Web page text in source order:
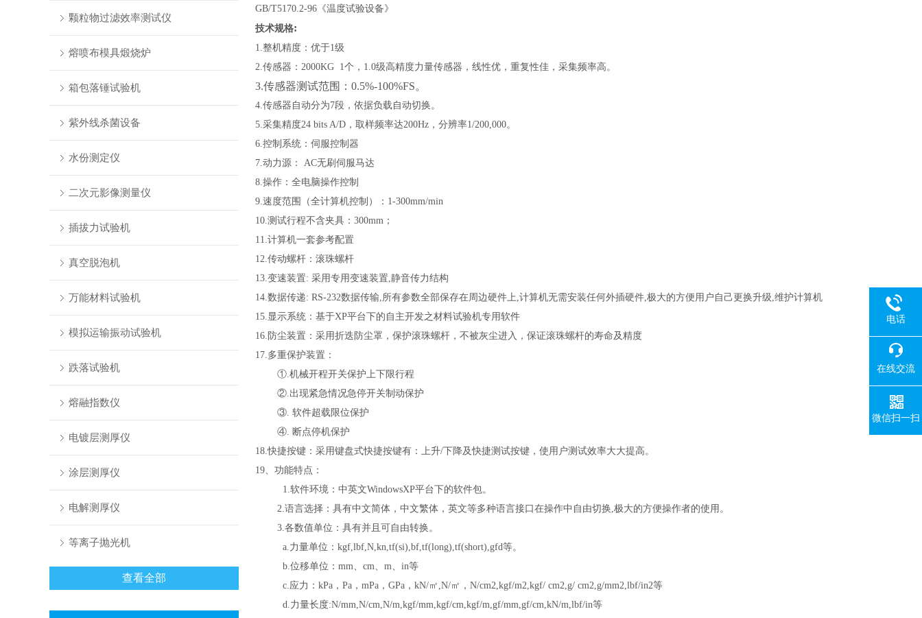
颗粒物过滤效率测试仪
熔喷布模具煅烧炉
箱包落锤试验机
紫外线杀菌设备
水份测定仪
二次元影像测量仪
插拔力试验机
真空脱泡机
万能材料试验机
模拟运输振动试验机
跌落试验机
熔融指数仪
电镀层测厚仪
涂层测厚仪
电解测厚仪
等离子抛光机
查看全部
GB/T5170.2-96《温度试验设备》
技术规格:
1.整机精度：优于1级
2.传感器： 2000KG 1个， 1.0级高精度力量传感器，线性优，重复性佳，采集频率高。
3.传感器测试范围：0.5%-100%FS。
4.传感器自动分为7段，依据负载自动切换。
5.采集精度24 bits A/D，取样频率达200Hz，分辨率1/200,000。
6.控制系统：伺服控制器
7.动力源： AC无刷伺服马达
8.操作：全电脑操作控制
9.速度范围（全计算机控制）：1-300mm/min
10.测试行程不含夹具： 300mm；
11.计算机一套参考配置
12.传动螺杆：滚珠螺杆
13.变速装置: 采用专用变速装置,静音传力结构
14.数据传递: RS-232数据传输,所有参数全部保存在周边硬件上,计算机无需安装任何外插硬件,极大的方便用户自己更换升级,维护计算机
15.显示系统：基于XP平台下的自主开发之材料试验机专用软件
16.防尘装置：采用折迭防尘罩，保护滚珠螺杆，不被灰尘进入，保证滚珠螺杆的寿命及精度
17.多重保护装置：
①.机械开程开关保护上下限行程
②.出现紧急情况急停开关制动保护
③. 软件超载限位保护
④. 断点停机保护
18.快捷按键：采用键盘式快捷按键有：上升/下降及快捷测试按键，使用户测试效率大大提高。
19、功能特点：
1.软件环境：中英文WindowsXP平台下的软件包。
2.语言选择：具有中文简体，中文繁体，英文等多种语言接口在操作中自由切换,极大的方便操作者的使用。
3.各数值单位：具有并且可自由转换。
a.力量单位：kgf,lbf,N,kn,tf(si),bf,tf(long),tf(short),gfd等。
b.位移单位：mm、cm、m、in等
c.应力：kPa，Pa，mPa，GPa，kN/㎡,N/㎡，N/cm2,kgf/m2,kgf/ cm2,g/ cm2,g/mm2,lbf/in2等
d.力量长度:N/mm,N/cm,N/m,kgf/mm,kgf/cm,kgf/m,gf/mm,gf/cm,kN/m,lbf/in等
电话
在线交流
微信扫一扫